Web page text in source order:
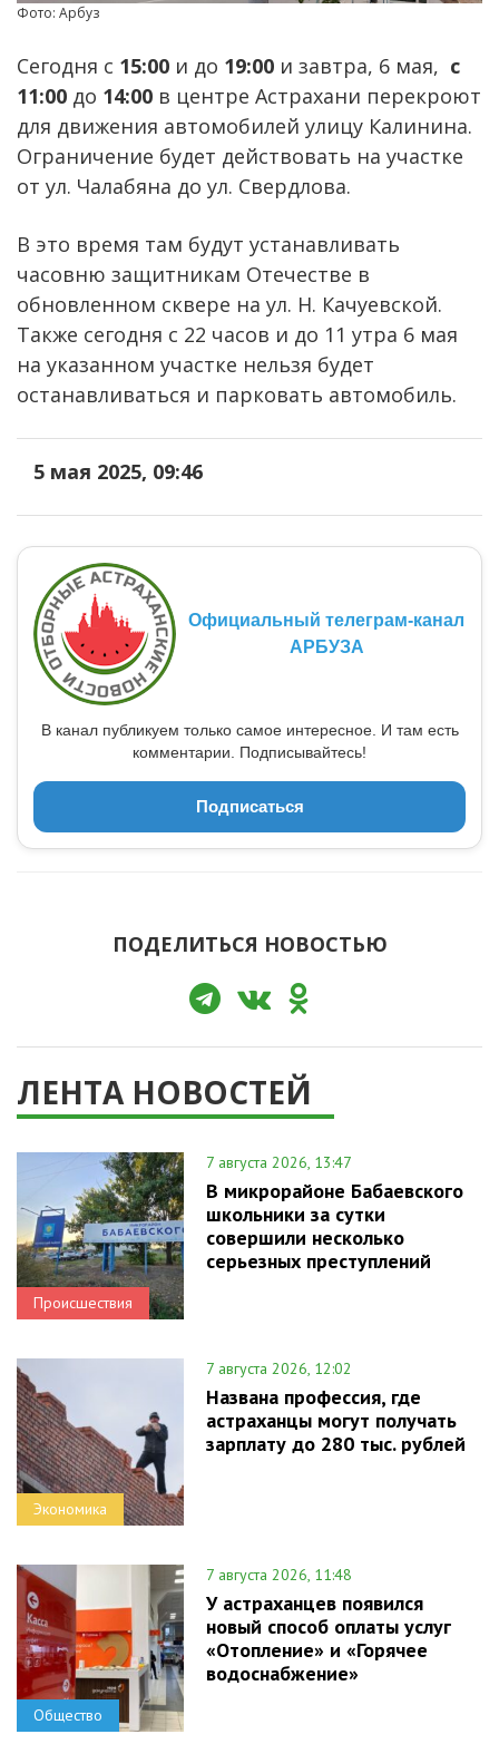
Фото: Арбуз
Сегодня с 15:00 и до 19:00 и завтра, 6 мая, с
11:00 до 14:00 в центре Астрахани перекроют
для движения автомобилей улицу Калинина.
Ограничение будет действовать на участке
от ул. Чалабяна до ул. Свердлова.
В это время там будут устанавливать
часовню защитникам Отечестве в
обновленном сквере на ул. Н. Качуевской.
Также сегодня с 22 часов и до 11 утра 6 мая
на указанном участке нельзя будет
останавливаться и парковать автомобиль.
5 мая 2025, 09:46
Официальный телеграм-канал
АРБУЗА
В канал публикуем только самое интересное. И там есть
комментарии. Подписывайтесь!
Подписаться
ПОДЕЛИТЬСЯ НОВОСТЬЮ
ЛЕНТА НОВОСТЕЙ
Происшествия
7 августа 2026, 13:47
В микрорайоне Бабаевского
школьники за сутки
совершили несколько
серьезных преступлений
Экономика
7 августа 2026, 12:02
Названа профессия, где
астраханцы могут получать
зарплату до 280 тыс. рублей
Общество
7 августа 2026, 11:48
У астраханцев появился
новый способ оплаты услуг
«Отопление» и «Горячее
водоснабжение»